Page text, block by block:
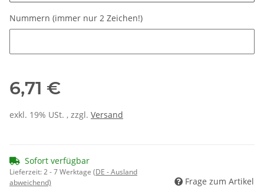
Nummern (immer nur 2 Zeichen!)
6,71 €
exkl. 19% USt. , zzgl. Versand
Sofort verfügbar
Lieferzeit:2 - 7 Werktage (DE - Ausland
abweichend)
Frage zum Artikel